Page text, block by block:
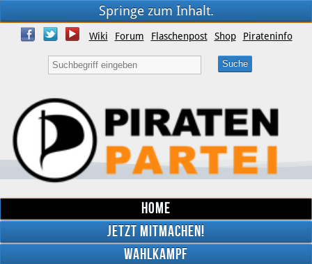
Springe zum Inhalt.
Wiki Forum Flaschenpost Shop Pirateninfo
Home
Jetzt mitmachen!
Wahlkampf